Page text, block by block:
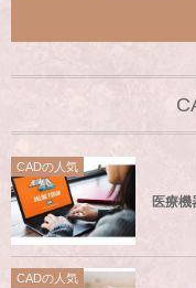
CADの人気
医療
CADの人気